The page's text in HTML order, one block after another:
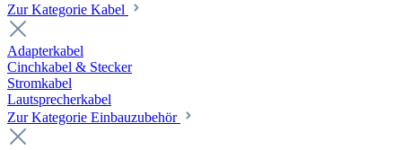
Zur Kategorie Kabel
Adapterkabel
Cinchkabel & Stecker
Stromkabel
Lautsprecherkabel
Zur Kategorie Einbauzubehör